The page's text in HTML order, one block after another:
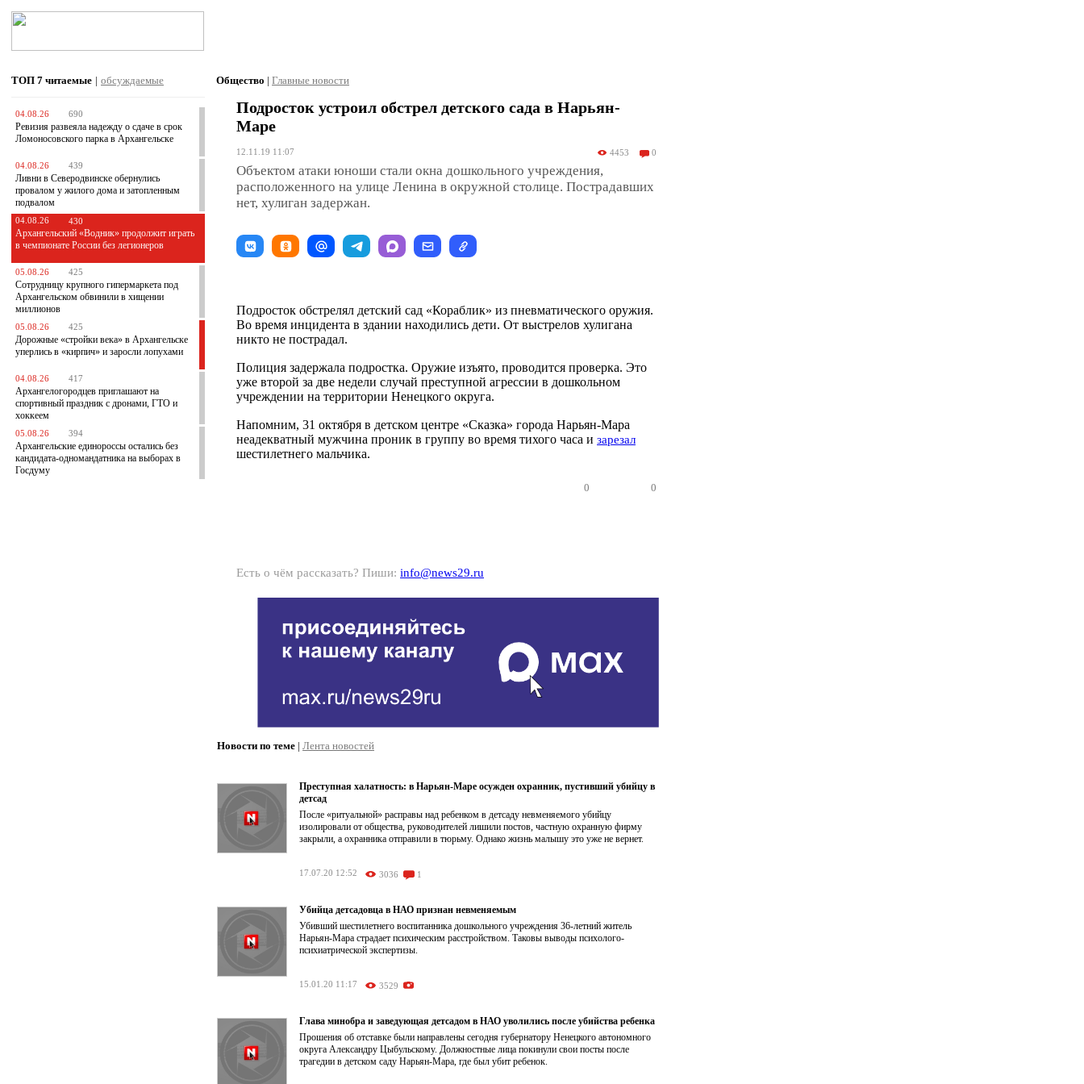
ТОП 7 читаемые | обсуждаемые
04.08.26 690
Ревизия развеяла надежду о сдаче в срок
Ломоносовского парка в Архангельске
04.08.26 439
Ливни в Северодвинске обернулись
провалом у жилого дома и затопленным
подвалом
04.08.26 430
Архангельский «Водник» продолжит играть
в чемпионате России без легионеров
05.08.26 425
Сотрудницу крупного гипермаркета под
Архангельском обвинили в хищении
миллионов
05.08.26 425
Дорожные «стройки века» в Архангельске
уперлись в «кирпич» и заросли лопухами
04.08.26 417
Архангелогородцев приглашают на
спортивный праздник с дронами, ГТО и
хоккеем
05.08.26 394
Архангельские единороссы остались без
кандидата-одномандатника на выборах в
Госдуму
Общество | Главные новости
Подросток устроил обстрел детского сада в Нарьян-
Маре
12.11.19 11:07 4453 0
Объектом атаки юноши стали окна дошкольного учреждения,
расположенного на улице Ленина в окружной столице. Пострадавших
нет, хулиган задержан.
Подросток обстрелял детский сад «Кораблик» из пневматического оружия.
Во время инцидента в здании находились дети. От выстрелов хулигана
никто не пострадал.
Полиция задержала подростка. Оружие изъято, проводится проверка. Это
уже второй за две недели случай преступной агрессии в дошкольном
учреждении на территории Ненецкого округа.
Напомним, 31 октября в детском центре «Сказка» города Нарьян-Мара
неадекватный мужчина проник в группу во время тихого часа и зарезал
шестилетнего мальчика.
0 0
Есть о чём рассказать? Пиши: info@news29.ru
Новости по теме | Лента новостей
Преступная халатность: в Нарьян-Маре осужден охранник, пустивший убийцу в
детсад
После «ритуальной» расправы над ребенком в детсаду невменяемого убийцу
изолировали от общества, руководителей лишили постов, частную охранную фирму
закрыли, а охранника отправили в тюрьму. Однако жизнь малышу это уже не вернет.
17.07.20 12:52 3036 1
Убийца детсадовца в НАО признан невменяемым
Убивший шестилетнего воспитанника дошкольного учреждения 36-летний житель
Нарьян-Мара страдает психическим расстройством. Таковы выводы психолого-
психиатрической экспертизы.
15.01.20 11:17 3529
Глава минобра и заведующая детсадом в НАО уволились после убийства ребенка
Прошения об отставке были направлены сегодня губернатору Ненецкого автономного
округа Александру Цыбульскому. Должностные лица покинули свои посты после
трагедии в детском саду Нарьян-Мара, где был убит ребенок.